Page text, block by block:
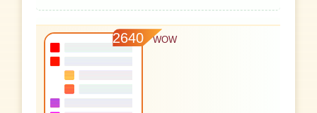
2640 WOW